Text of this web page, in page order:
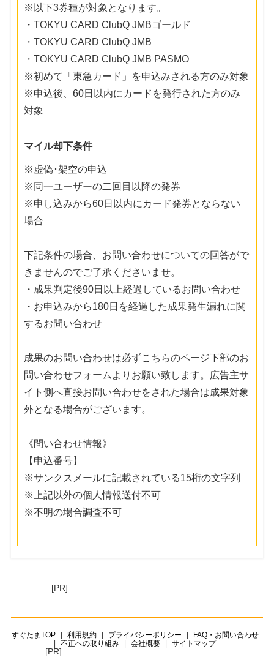
※以下3券種が対象となります。
・TOKYU CARD ClubQ JMBゴールド
・TOKYU CARD ClubQ JMB
・TOKYU CARD ClubQ JMB PASMO
※初めて「東急カード」を申込みされる方のみ対象
※申込後、60日以内にカードを発行された方のみ
対象
マイル却下条件
※虚偽･架空の申込
※同一ユーザーの二回目以降の発券
※申し込みから60日以内にカード発券とならない
場合
下記条件の場合、お問い合わせについての回答がで
きませんのでご了承くださいませ。
・成果判定後90日以上経過しているお問い合わせ
・お申込みから180日を経過した成果発生漏れに関
するお問い合わせ
成果のお問い合わせは必ずこちらのページ下部のお
問い合わせフォームよりお願い致します。広告主サ
イト側へ直接お問い合わせをされた場合は成果対象
外となる場合がございます。
《問い合わせ情報》
【申込番号】
※サンクスメールに記載されている15桁の文字列
※上記以外の個人情報送付不可
※不明の場合調査不可
[PR]
すぐたまTOP 利用規約 プライバシーポリシー
FAQ・お問い合わせ
不正への取り組み
会社概要 サイトマップ
[PR]